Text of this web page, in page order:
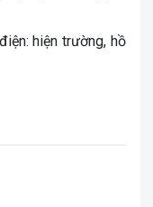
hiện trường, hồ